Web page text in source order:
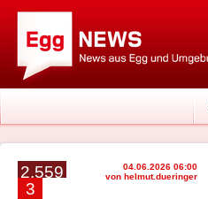
2.559
3
04.06.2026 06:00
von helmut.dueringer